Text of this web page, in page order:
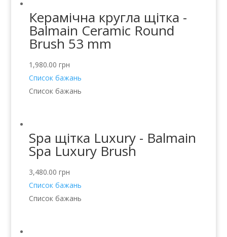
Керамічна кругла щітка -
Balmain Ceramic Round
Brush 53 mm
1,980.00 грн
Список бажань
Список бажань
Spa щітка Luxury - Balmain
Spa Luxury Brush
3,480.00 грн
Список бажань
Список бажань